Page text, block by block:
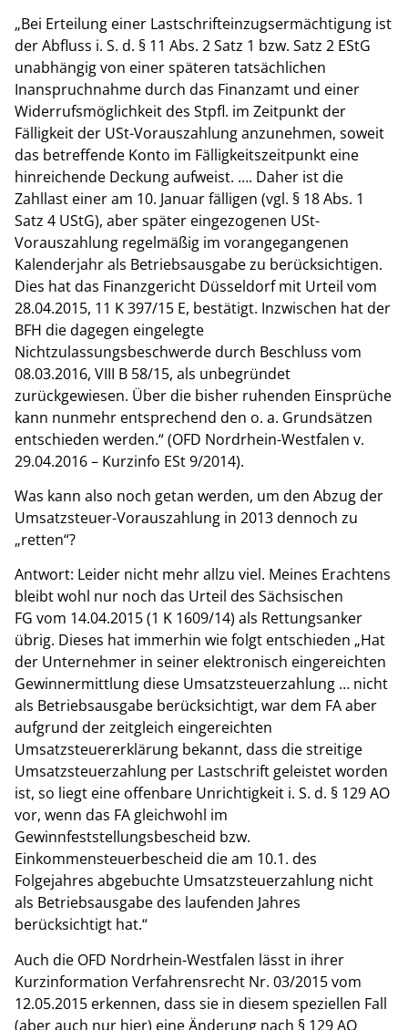
„Bei Erteilung einer Lastschrifteinzugsermächtigung ist
der Abfluss i. S. d. § 11 Abs. 2 Satz 1 bzw. Satz 2 EStG
unabhängig von einer späteren tatsächlichen
Inanspruchnahme durch das Finanzamt und einer
Widerrufsmöglichkeit des Stpfl. im Zeitpunkt der
Fälligkeit der USt-Vorauszahlung anzunehmen, soweit
das betreffende Konto im Fälligkeitszeitpunkt eine
hinreichende Deckung aufweist. …. Daher ist die
Zahllast einer am 10. Januar fälligen (vgl. § 18 Abs. 1
Satz 4 UStG), aber später eingezogenen USt-
Vorauszahlung regelmäßig im vorangegangenen
Kalenderjahr als Betriebsausgabe zu berücksichtigen.
Dies hat das Finanzgericht Düsseldorf mit Urteil vom
28.04.2015, 11 K 397/15 E, bestätigt. Inzwischen hat der
BFH die dagegen eingelegte
Nichtzulassungsbeschwerde durch Beschluss vom
08.03.2016, VIII B 58/15, als unbegründet
zurückgewiesen. Über die bisher ruhenden Einsprüche
kann nunmehr entsprechend den o. a. Grundsätzen
entschieden werden.“ (OFD Nordrhein-Westfalen v.
29.04.2016 – Kurzinfo ESt 9/2014).
Was kann also noch getan werden, um den Abzug der
Umsatzsteuer-Vorauszahlung in 2013 dennoch zu
„retten“?
Antwort: Leider nicht mehr allzu viel. Meines Erachtens
bleibt wohl nur noch das Urteil des Sächsischen
FG vom 14.04.2015 (1 K 1609/14) als Rettungsanker
übrig. Dieses hat immerhin wie folgt entschieden „Hat
der Unternehmer in seiner elektronisch eingereichten
Gewinnermittlung diese Umsatzsteuerzahlung … nicht
als Betriebsausgabe berücksichtigt, war dem FA aber
aufgrund der zeitgleich eingereichten
Umsatzsteuererklärung bekannt, dass die streitige
Umsatzsteuerzahlung per Lastschrift geleistet worden
ist, so liegt eine offenbare Unrichtigkeit i. S. d. § 129 AO
vor, wenn das FA gleichwohl im
Gewinnfeststellungsbescheid bzw.
Einkommensteuerbescheid die am 10.1. des
Folgejahres abgebuchte Umsatzsteuerzahlung nicht
als Betriebsausgabe des laufenden Jahres
berücksichtigt hat.“
Auch die OFD Nordrhein-Westfalen lässt in ihrer
Kurzinformation Verfahrensrecht Nr. 03/2015 vom
12.05.2015 erkennen, dass sie in diesem speziellen Fall
(aber auch nur hier) eine Änderung nach § 129 AO